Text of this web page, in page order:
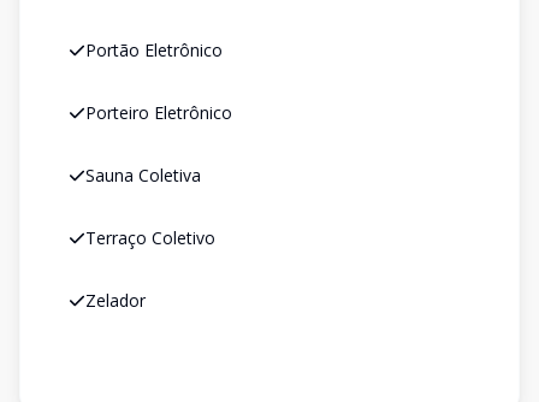
Portão Eletrônico
Porteiro Eletrônico
Sauna Coletiva
Terraço Coletivo
Zelador